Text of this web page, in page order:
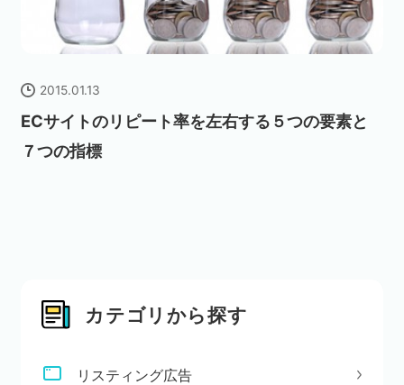
2015.01.13
ECサイトのリピート率を左右する５つの要素と
７つの指標
カテゴリから探す
リスティング広告